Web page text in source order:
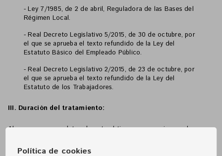
- Ley 7/1985, de 2 de abril, Reguladora de las Bases del
Régimen Local.
- Real Decreto Legislativo 5/2015, de 30 de octubre, por
el que se aprueba el texto refundido de la Ley del
Estatuto Básico del Empleado Público.
- Real Decreto Legislativo 2/2015, de 23 de octubre, por
el que se aprueba el texto refundido de la Ley del
Estatuto de los Trabajadores.
III. Duración del tratamiento:
Almacenamos sus datos durante el tiempo necesario para la
aplicación del plazo de conservación a lo dispuesto por el
Política de cookies